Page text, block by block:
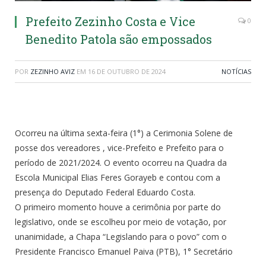
Prefeito Zezinho Costa e Vice
Benedito Patola são empossados
0
POR ZEZINHO AVIZ EM 16 DE OUTUBRO DE 2024 NOTÍCIAS
Ocorreu na última sexta-feira (1°) a Cerimonia Solene de
posse dos vereadores , vice-Prefeito e Prefeito para o
período de 2021/2024. O evento ocorreu na Quadra da
Escola Municipal Elias Feres Gorayeb e contou com a
presença do Deputado Federal Eduardo Costa.
O primeiro momento houve a cerimônia por parte do
legislativo, onde se escolheu por meio de votação, por
unanimidade, a Chapa “Legislando para o povo” com o
Presidente Francisco Emanuel Paiva (PTB), 1° Secretário